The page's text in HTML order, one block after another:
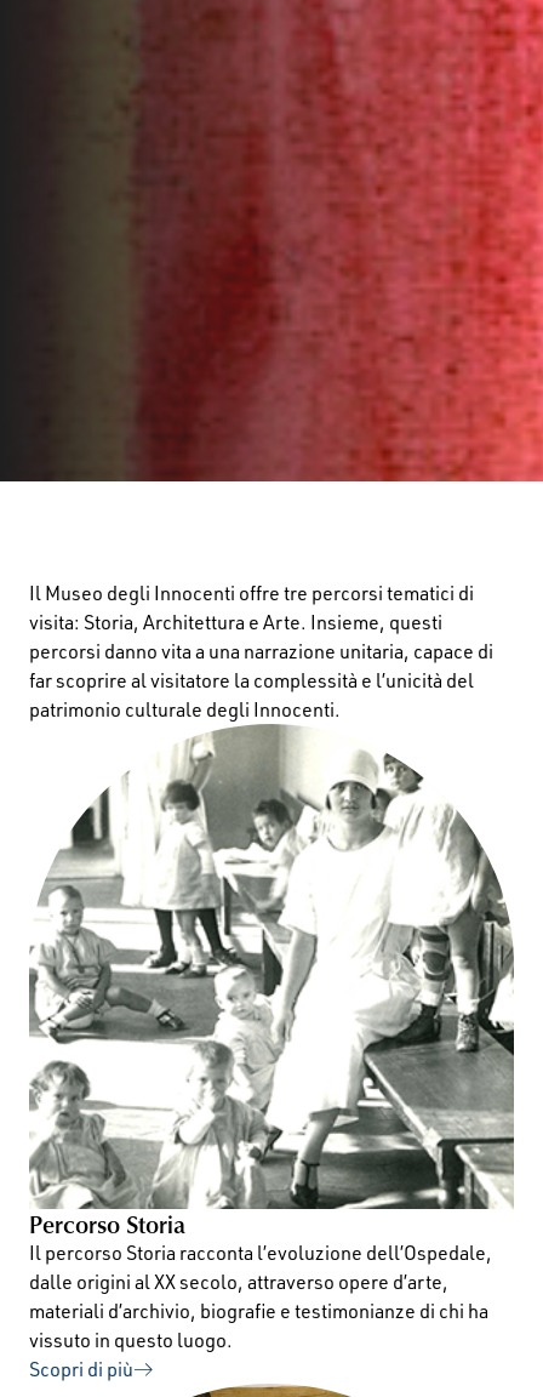
Il Museo degli Innocenti offre tre percorsi tematici di
visita: Storia, Architettura e Arte. Insieme, questi
percorsi danno vita a una narrazione unitaria, capace di
far scoprire al visitatore la complessità e l’unicità del
patrimonio culturale degli Innocenti.
Percorso Storia
Il percorso Storia racconta l’evoluzione dell’Ospedale,
dalle origini al XX secolo, attraverso opere d’arte,
materiali d’archivio, biografie e testimonianze di chi ha
vissuto in questo luogo.
Scopri di più